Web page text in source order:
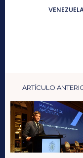
ARTÍCULO